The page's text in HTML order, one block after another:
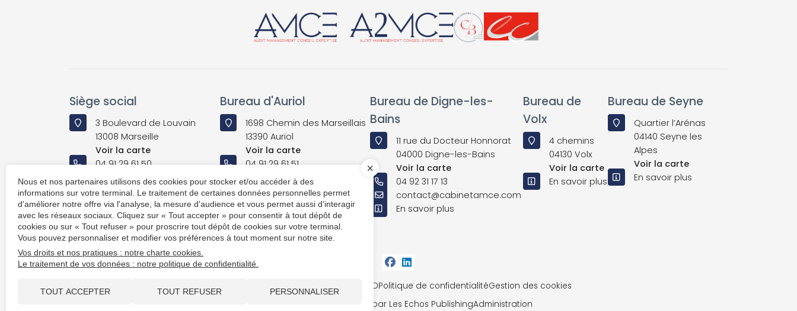
Siège social
3 Boulevard de Louvain
13008 Marseille
Voir la carte
04 91 29 61 50
En savoir plus
Bureau d'Auriol
1698 Chemin des Marseillais
13390 Auriol
Voir la carte
04 91 29 61 51
En savoir plus
Bureau de Digne-les-
Bains
11 rue du Docteur Honnorat
04000 Digne-les-Bains
Voir la carte
04 92 31 17 13
En savoir plus
Bureau de
Volx
4 chemins
04130 Volx
Voir la carte
En savoir plus
Bureau de Seyne
Quartier l’Arénas
04140 Seyne les
Alpes
Voir la carte
En savoir plus
Plan du siteMentions légales et RGPDPolitique de confidentialitéGestion des cookies
© 2023 - 2026 Site réalisé par Les Echos PublishingAdministration
Nous et nos partenaires utilisons des cookies pour stocker et/ou accéder à des
informations sur votre terminal. Le traitement de certaines données personnelles permet
d'améliorer notre offre via l'analyse, la mesure d'audience et vous permet aussi d’interagir
avec les réseaux sociaux. Cliquez sur « Tout accepter » pour consentir à tout dépôt de
cookies ou sur « Tout refuser » pour proscrire tout dépôt de cookies sur votre terminal.
Vous pouvez personnaliser et modifier vos préférences à tout moment sur notre site.
Vos droits et nos pratiques : notre charte cookies.
Le traitement de vos données : notre politique de confidentialité.
TOUT ACCEPTER TOUT REFUSER PERSONNALISER